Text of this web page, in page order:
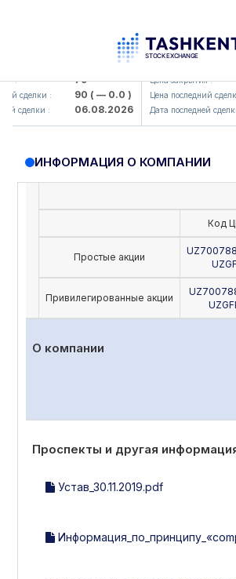
: 79
сделки : 90( — 0.0 )
сделки : 06.08.2026
UZMK
Цена закрытия :
Цена последний
Дата последней сделки
ИНФОРМАЦИЯ О КОМПАНИИ
Код
Простые акции
UZGF
Привилегированные акции
О компании
Проспекты и другая
Устав_30.11.2019.pdf